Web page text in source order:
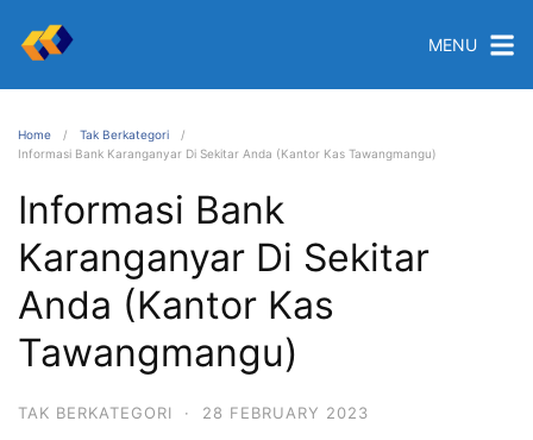
MENU
Home
Tak Berkategori
Informasi Bank Karanganyar Di Sekitar Anda (Kantor Kas Tawangmangu)
Informasi Bank
Karanganyar Di Sekitar
Anda (Kantor Kas
Tawangmangu)
TAK BERKATEGORI · 28 FEBRUARY 2023